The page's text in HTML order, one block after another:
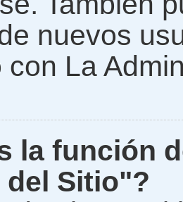
nuevos
con La
la función
Sitio"?